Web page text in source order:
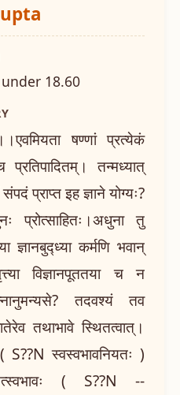
18.60
षण्णां प्रत्येकं
प्रतिपादितम्। तन्मध्यात्
संपदं प्राप्त इह ज्ञाने योग्यः?
प्रोत्साहितः।अधुना तु
कर्मणि भवान्
विज्ञानपूततया च न
तदवश्यं तव
तथाभावे स्थितत्वात्।
S??N स्वस्वभावनियतः )
( S??N --